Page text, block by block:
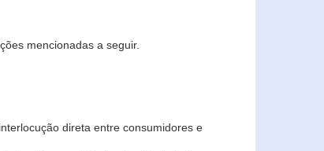
mencionadas a seguir.
direta entre consumidores e